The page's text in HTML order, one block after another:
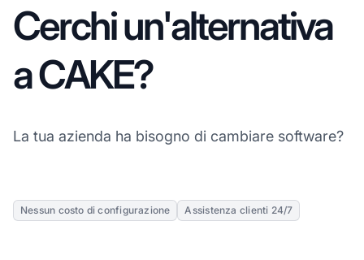
Cerchi un'alternativa
a CAKE?
La tua azienda ha bisogno di cambiare software?
Nessun costo di configurazione Assistenza clienti 24/7